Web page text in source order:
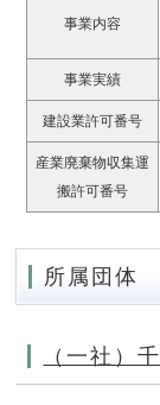
事業内容
事業実績
建設業許可番号
産業廃棄物収集運
搬許可番号
所属団体
（一社